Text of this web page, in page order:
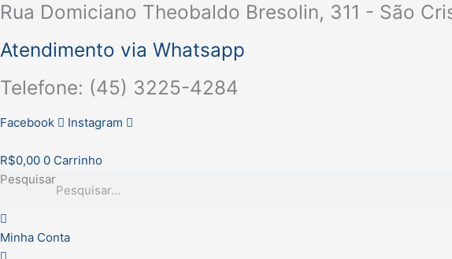
Ir
o
Rua Domiciano Theobaldo Bresolin, 311 - São
Atendimento via Whatsapp
Telefone: (45) 3225-4284
Facebook Instagram
R$0,00 0 Carrinho
Pesquisar
Minha Conta